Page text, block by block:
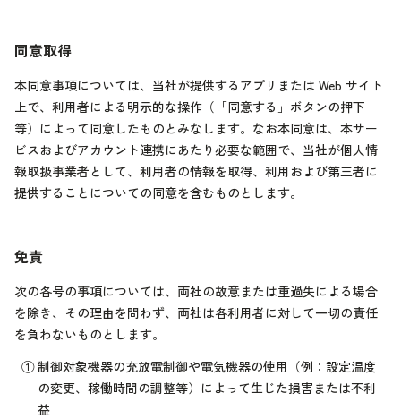
同意取得
本同意事項については、当社が提供するアプリまたは Web サイト
上で、利用者による明示的な操作（「同意する」ボタンの押下
等）によって同意したものとみなします。なお本同意は、本サー
ビスおよびアカウント連携にあたり必要な範囲で、当社が個人情
報取扱事業者として、利用者の情報を取得、利用および第三者に
提供することについての同意を含むものとします。
免責
次の各号の事項については、両社の故意または重過失による場合
を除き、その理由を問わず、両社は各利用者に対して一切の責任
を負わないものとします。
① 制御対象機器の充放電制御や電気機器の使用（例：設定温度
の変更、稼働時間の調整等）によって生じた損害または不利
益